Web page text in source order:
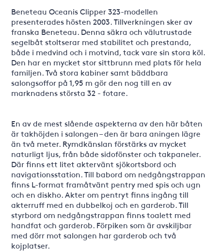
Beneteau Oceanis Clipper 323-modellen
presenterades hösten 2003. Tillverkningen sker av
franska Beneteau. Denna säkra och välutrustade
segelbåt stoltserar med stabilitet och prestanda,
både i medvind och i motvind, tack vare sin stora köl.
Den har en mycket stor sittbrunn med plats för hela
familjen. Två stora kabiner samt bäddbara
salongsoffor på 1,95 m gör den nog till en av
marknadens största 32 - fotare.
En av de mest slående aspekterna av den här båten
är takhöjden i salongen – den är bara aningen lägre
än två meter. Rymdkänslan förstärks av mycket
naturligt ljus, från både sidofönster och takpaneler.
Där finns ett litet aktervänt sjökortsbord och
navigationsstation. Till babord om nedgångstrappan
finns L-format framåtvänt pentry med spis och ugn
och en diskho. Akter om pentryt finns ingång till
akterruff med en dubbelkoj och en garderob. Till
styrbord om nedgångstrappan finns toalett med
handfat och garderob. Förpiken som är avskiljbar
med dörr mot salongen har garderob och två
kojplatser.